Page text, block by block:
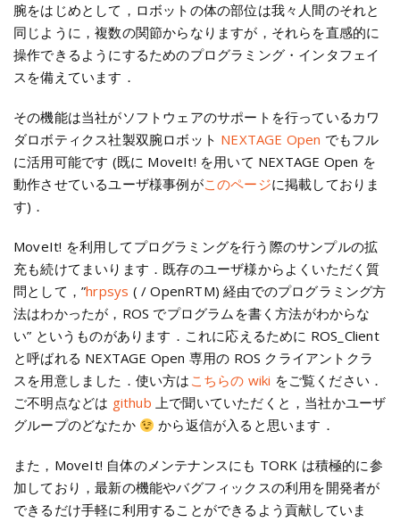
腕をはじめとして，ロボットの体の部位は我々人間のそれと
同じように，複数の関節からなりますが，それらを直感的に
操作できるようにするためのプログラミング・インタフェイ
スを備えています．
その機能は当社がソフトウェアのサポートを行っているカワ
ダロボティクス社製双腕ロボット NEXTAGE Open でもフル
に活用可能です (既に MoveIt! を用いて NEXTAGE Open を
動作させているユーザ様事例がこのページに掲載しておりま
す)．
MoveIt! を利用してプログラミングを行う際のサンプルの拡
充も続けてまいります．既存のユーザ様からよくいただく質
問として，”hrpsys ( / OpenRTM) 経由でのプログラミング方
法はわかったが，ROS でプログラムを書く方法がわからな
い” というものがあります．これに応えるために ROS_Client
と呼ばれる NEXTAGE Open 専用の ROS クライアントクラ
スを用意しました．使い方は こちらの wiki をご覧ください．
ご不明点などは github 上で聞いていただくと，当社かユーザ
グループのどなたか
から返信が入ると思います．
また，MoveIt! 自体のメンテナンスにも TORK は積極的に参
加しており，最新の機能やバグフィックスの利用を開発者が
できるだけ手軽に利用することができるよう貢献していま